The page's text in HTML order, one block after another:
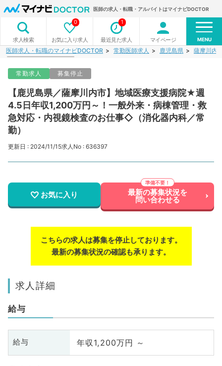
医師の求人・転職・アルバイトはマイナビDOCTOR
求人検索 お気に入り求人
0
最近見た求人
1
マイページ MENU
医師求人・転職のマイナビDOCTOR 常勤医師求人 鹿児島県 薩摩川内
常勤求人 募集停止
【鹿児島県／薩摩川内市】地域医療支援病院★週
4.5日年収1,200万円～！一般外来・病棟管理・救
急対応・内視鏡検査のお仕事◇（消化器内科／常
勤）
更新日 : 2024/11/15求人No : 636397
お気に入り 最新の募集状況を
問い合わせる
こちらの求人は募集を停止しております。
最新の募集状況の確認も承ります。
求人詳細
給与
給与 年収1,200万円 ～